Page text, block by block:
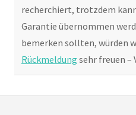
recherchiert, trotzdem
Garantie übernommen
bemerken sollten, würden
Rückmeldung sehr freuen –